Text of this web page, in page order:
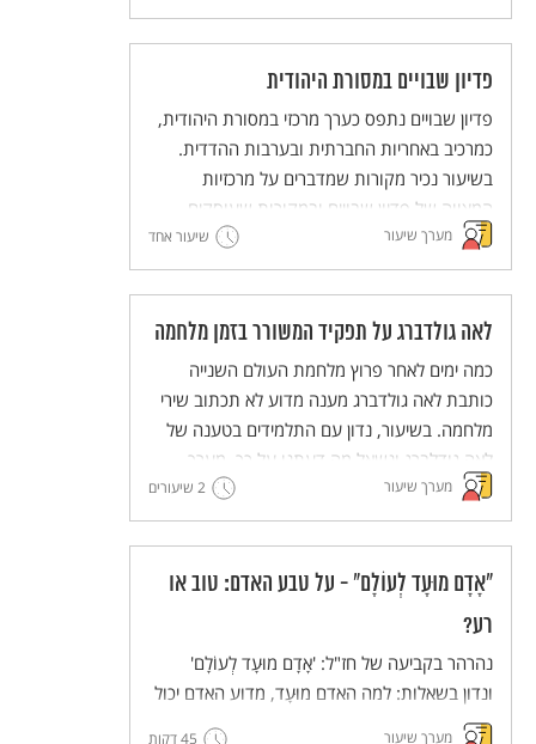
פדיון שבויים במסורת היהודית
פדיון שבויים נתפס כערך מרכזי במסורת היהודית,
כמרכיב באחריות החברתית ובערבות ההדדית.
בשיעור נכיר מקורות שמדברים על מרכזיות
המצווה של פדיון שבויים ובמקורות שעוסקים
במגבלות על חיוב זה. נקיים דיון כיתתי מבוסס
מקורות על הערך ועל יישומו במציאות בת זמננו.
מערך שיעור שיעור אחד
לאה גולדברג על תפקיד המשורר בזמן מלחמה
כמה ימים לאחר פרוץ מלחמת העולם השנייה
כותבת לאה גולדברג מענה מדוע לא תכתוב שירי
מלחמה. בשיעור, נדון עם התלמידים בטענה של
לאה גודלברג ונשאל מה דעתנו על כך. מערך
שיעור לימים קשים.
מערך שיעור 2 שיעורים
"אָדָם מוּעָד לְעוֹלָם" - על טבע האדם: טוב או
רע?
נהרהר בקביעה של חז"ל: 'אָדָם מוּעָד לְעוֹלָם'
ונדון בשאלות: למה האדם מוּעָד, מדוע האדם יכול
להזיק כמו חיות שאינן מאולפות?
מערך שיעור 45 דקות